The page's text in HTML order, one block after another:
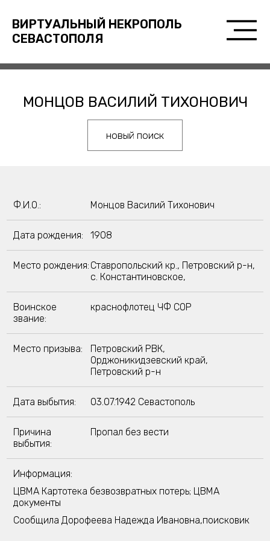
ВИРТУАЛЬНЫЙ НЕКРОПОЛЬ
СЕВАСТОПОЛЯ
МОНЦОВ ВАСИЛИЙ ТИХОНОВИЧ
новый поиск
Ф.И.О.: Монцов Василий Тихонович
Дата рождения: 1908
Место рождения: Ставропольский кр., Петровский р-н,
с. Константиновское,
Воинское
звание:
краснофлотец ЧФ СОР
Место призыва:
Петровский РВК,
Орджоникидзевский край,
Петровский р-н
Дата выбытия: 03.07.1942 Севастополь
Причина
выбытия:
Пропал без вести
Информация:
ЦВМА Картотека безвозвратных потерь; ЦВМА
документы
Сообщила Дорофеева Надежда Ивановна,поисковик